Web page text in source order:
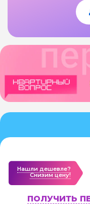
Нашли дешевле?
Cнизим цену!
ПОЛУЧИТЬ